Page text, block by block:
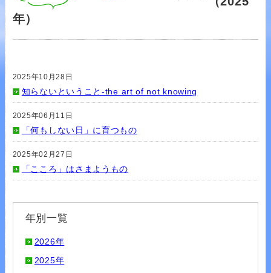
年）
2025年10月28日
知らないということ-the art of not knowing
2025年06月11日
「何もしない日」に育つもの
2025年02月27日
「こころ」はさまようもの
年別一覧
2026年
2025年